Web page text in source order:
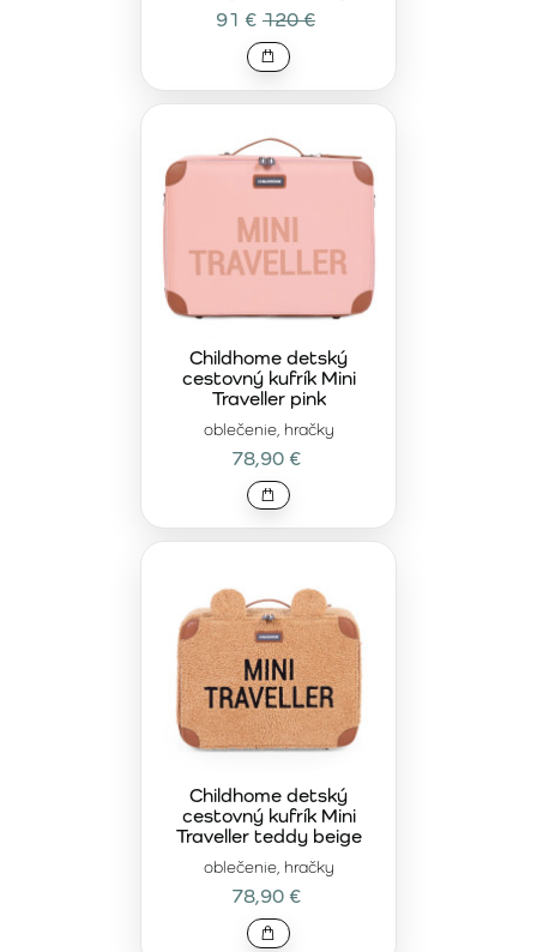
funkčnosť, bezpečnosť a štýlový dizajn, a vyberte ten
91 € 120 €
oblečenie, hračky
Childhome detský
cestovný kufrík Mini
Traveller pink
78,90 €
oblečenie, hračky
Childhome detský
cestovný kufrík Mini
Traveller teddy beige
78,90 €